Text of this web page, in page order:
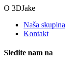
O 3DJake
Naša skupina
Kontakt
Sledite nam na